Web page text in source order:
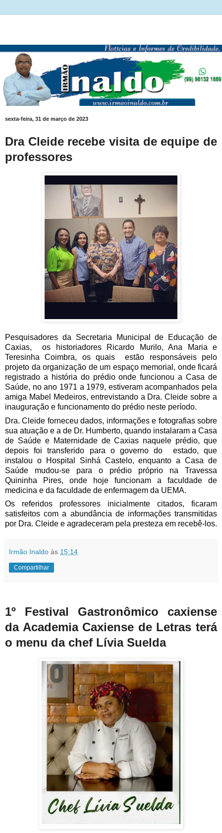
sexta-feira, 31 de março de 2023
Dra Cleide recebe visita de equipe de
professores
Pesquisadores da Secretaria Municipal de Educação de
Caxias,  os historiadores Ricardo Murilo, Ana Maria e
Teresinha Coimbra, os quais  estão responsáveis pelo
projeto da organização de um espaço memorial, onde ficará
registrado a história do prédio onde funcionou a Casa de
Saúde, no ano 1971 a 1979, estiveram acompanhados pela
amiga Mabel Medeiros, entrevistando a Dra. Cleide sobre a
inauguração e funcionamento do prédio neste período.
Dra. Cleide forneceu dados, informações e fotografias sobre
sua atuação e a de Dr. Humberto, quando instalaram a Casa
de Saúde e Maternidade de Caxias naquele prédio, que
depois foi transferido para o governo do  estado, que
instalou o Hospital Sinhá Castelo, enquanto a Casa de
Saúde mudou-se para o prédio próprio na Travessa
Quininha Pires, onde hoje funcionam a faculdade de
medicina e da faculdade de enfermagem da UEMA.
Os referidos professores inicialmente citados, ficaram
satisfeitos com a abundância de informações transmitidas
por Dra. Cleide e agradeceram pela presteza em recebê-los.
Irmão Inaldo às 15:14
Compartilhar
1º Festival Gastronômico caxiense
da Academia Caxiense de Letras terá
o menu da chef Lívia Suelda